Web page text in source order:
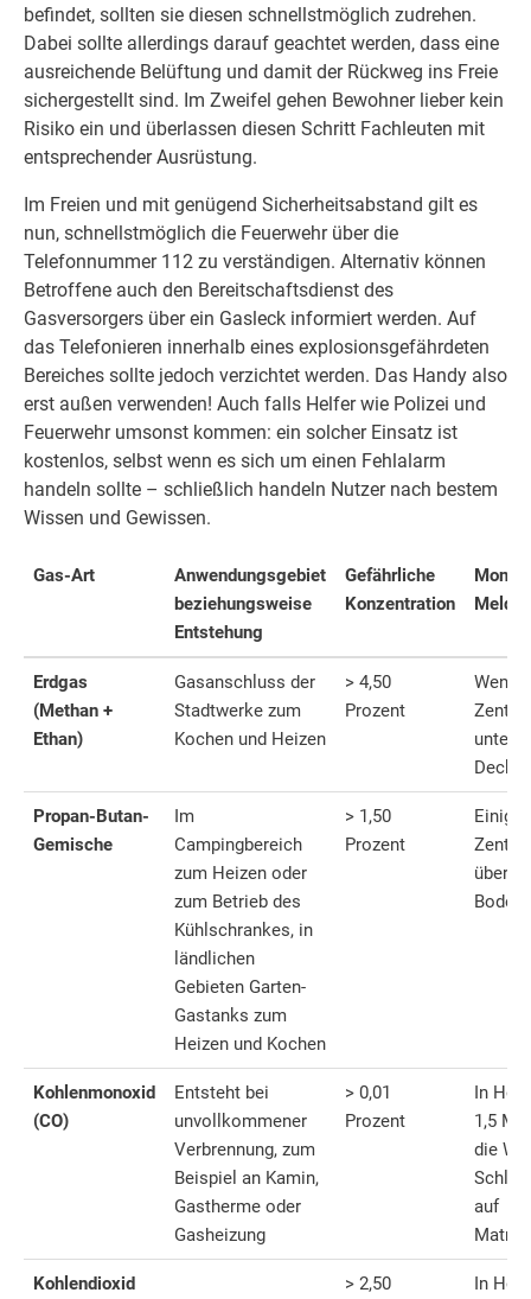
befindet, sollten sie diesen schnellstmöglich zudrehen.
Dabei sollte allerdings darauf geachtet werden, dass eine
ausreichende Belüftung und damit der Rückweg ins Freie
sichergestellt sind. Im Zweifel gehen Bewohner lieber kein
Risiko ein und überlassen diesen Schritt Fachleuten mit
entsprechender Ausrüstung.
Im Freien und mit genügend Sicherheitsabstand gilt es
nun, schnellstmöglich die Feuerwehr über die
Telefonnummer 112 zu verständigen. Alternativ können
Betroffene auch den Bereitschaftsdienst des
Gasversorgers über ein Gasleck informiert werden. Auf
das Telefonieren innerhalb eines explosionsgefährdeten
Bereiches sollte jedoch verzichtet werden. Das Handy also
erst außen verwenden! Auch falls Helfer wie Polizei und
Feuerwehr umsonst kommen: ein solcher Einsatz ist
kostenlos, selbst wenn es sich um einen Fehlalarm
handeln sollte – schließlich handeln Nutzer nach bestem
Wissen und Gewissen.
Gas-Art
Anwendungsgebiet
beziehungsweise
Entstehung
Gefährliche
Konzentration
Melder
Erdgas
(Methan +
Ethan)
Gasanschluss der
Stadtwerke zum
Kochen und Heizen
> 4,50
Prozent
Wenige
unter
Decke
Propan-Butan-
Gemische
Im
Campingbereich
zum Heizen oder
zum Betrieb des
Kühlschrankes, in
ländlichen
Gebieten Garten-
Gastanks zum
Heizen und Kochen
> 1,50
Prozent
Einige
über
Boden
Kohlenmonoxid
(CO)
Entsteht bei
unvollkommener
Verbrennung, zum
Beispiel an Kamin,
Gastherme oder
Gasheizung
> 0,01
Prozent
In
1,5
die
auf
Kohlendioxid
> 2,50
In